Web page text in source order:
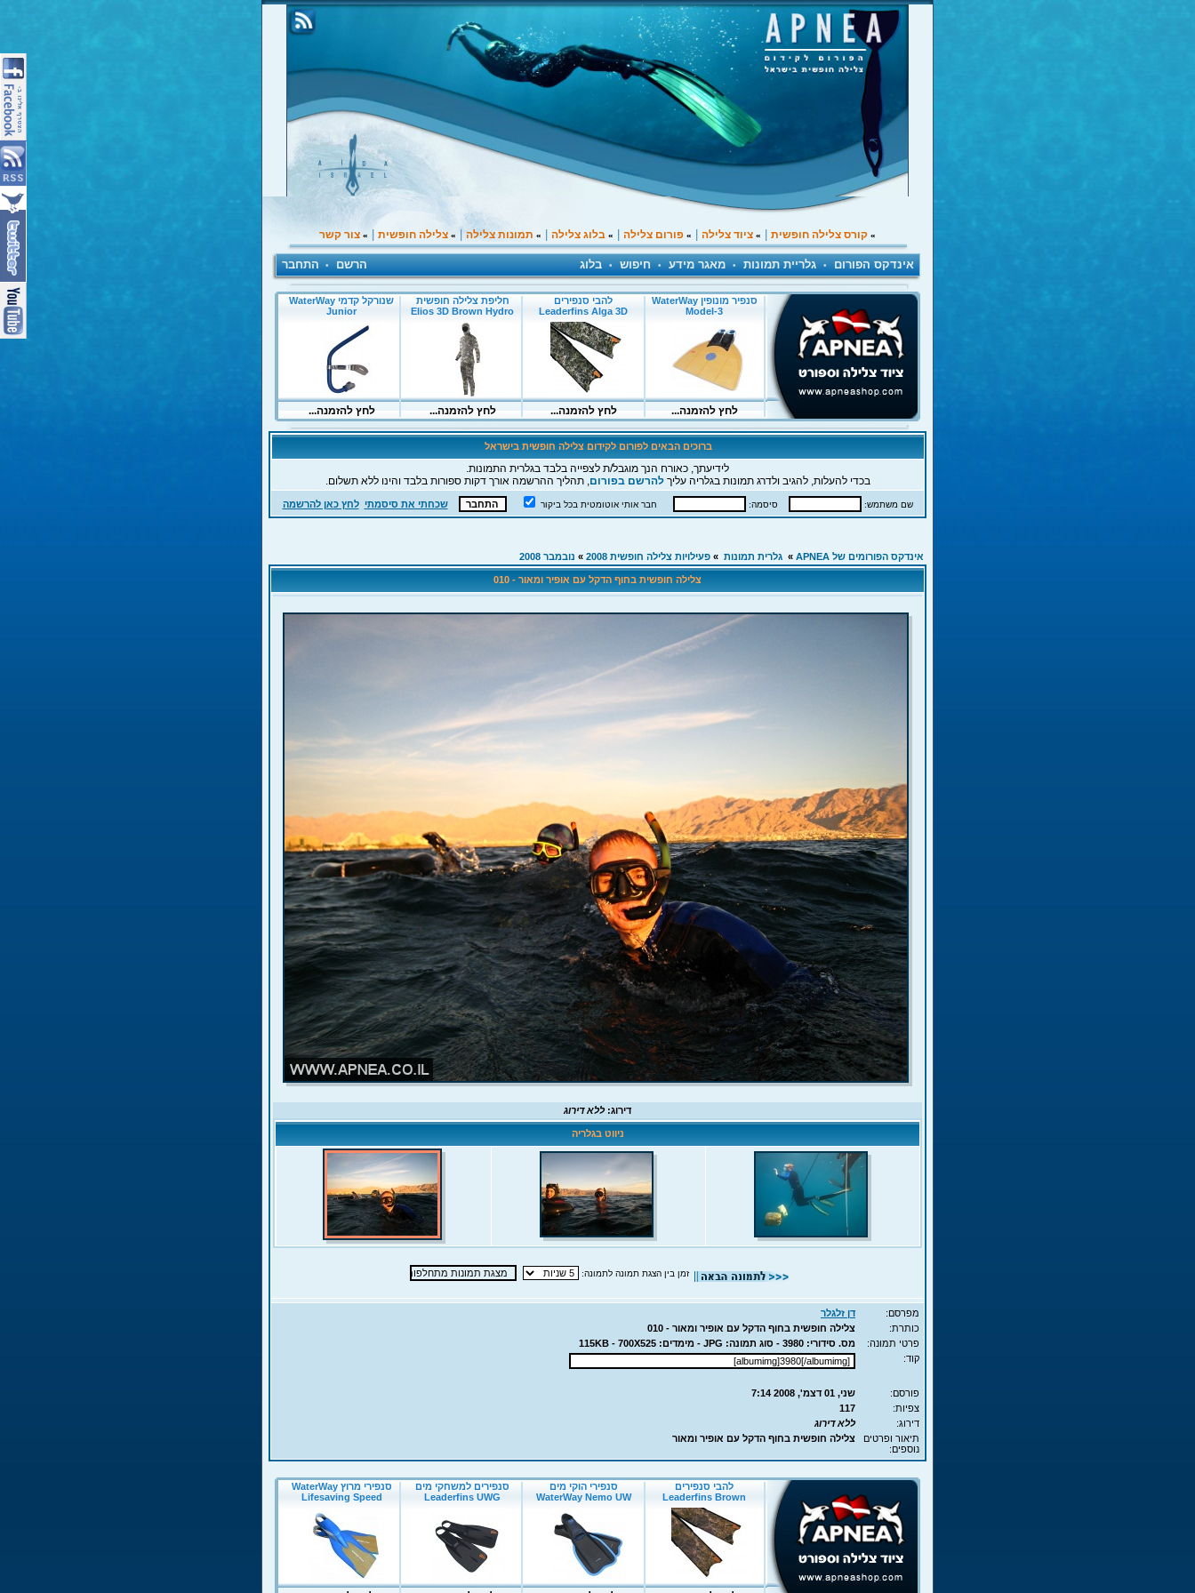
» קורס צלילה חופשית |
» ציוד צלילה |
» פורום צלילה |
» בלוג צלילה |
» תמונות צלילה |
» צלילה חופשית |
» צור קשר
אינדקס הפורום • גלריית תמונות • מאגר מידע • חיפוש • בלוג הרשם • התחבר
ברוכים הבאים לפורום לקידום צלילה חופשית בישראל
לידיעתך, כאורח הנך מוגבל/ת לצפייה בלבד בגלרית התמונות.
בכדי להעלות, להגיב ולדרג תמונות בגלריה עליךלהרשם בפורום, תהליך ההרשמה אורך דקות ספורות בלבד והינו ללא תשלום.
שם משתמש: סיסמה: חבר אותי אוטומטית בכל ביקור שכחתי את סיסמתי לחץ כאן להרשמה
אינדקס הפורומים של APNEA » גלרית תמונות » פעילויות צלילה חופשית 2008 » נובמבר 2008
צלילה חופשית בחוף הדקל עם אופיר ומאור - 010
דירוג:ללא דירוג
ניווט בגלריה
זמן בין הצגת תמונה לתמונה:
מפרסם:
דן זלגלר
כותרת:
צלילה חופשית בחוף הדקל עם אופיר ומאור - 010
פרטי תמונה:
מס. סידורי: 3980 - סוג תמונה: JPG - מימדים: 115KB - 700X525
קוד:
פורסם:
שני, 01 דצמ', 2008 7:14
צפיות:
117
דירוג:
ללא דירוג
תיאור ופרטים
נוספים:
צלילה חופשית בחוף הדקל עם אופיר ומאור